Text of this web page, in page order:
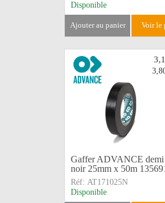
Disponible
ajouter au panier voir
Gaffer ADVANCE demi
noir 25mm x 50m
Réf: AT171025N
Disponible